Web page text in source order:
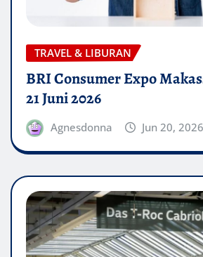
TRAVEL & LIBURAN
BRI Consumer Expo
21 Juni 2026
Agnesdonna Jun 20, 2026